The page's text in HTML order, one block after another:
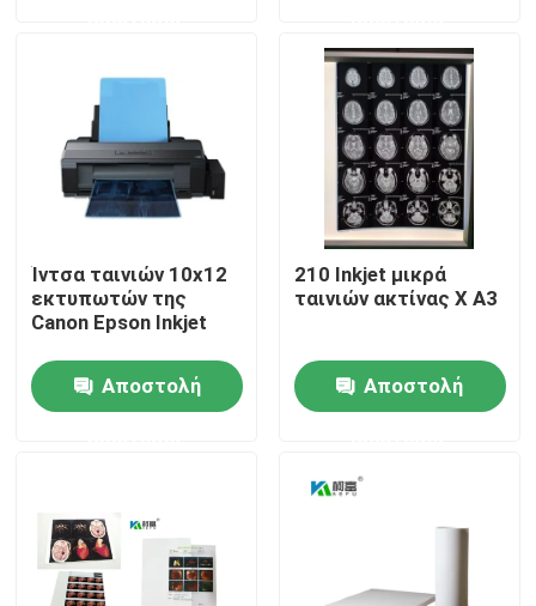
Γύρος εργοστασίων
Ποιοτικός έλεγχος
επαφή
Νέα
Ιατρική ταινία ακτίνας X
Ταινία ακτίνας X Inkjet
Ίντσα ταινιών 10x12
εκτυπωτών της
Canon Epson Inkjet
Αποστολή
210 Inkjet μικρά
ταινιών ακτίνας X A3
Αποστολή